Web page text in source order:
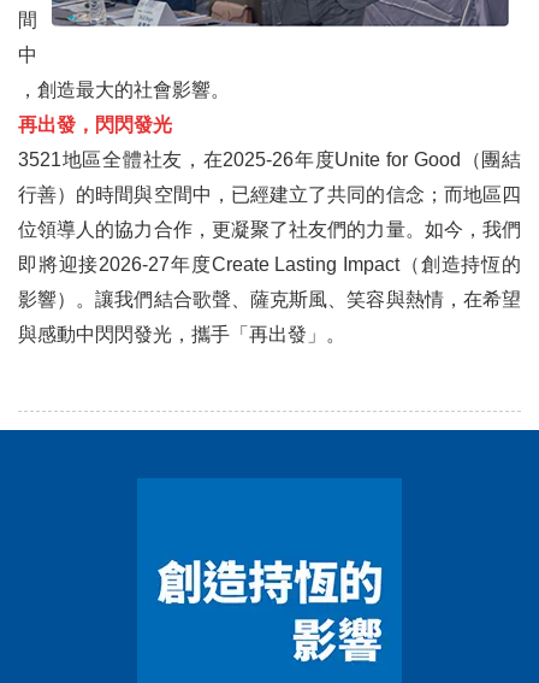
間
中
，創造最大的社會影響。
再出發，閃閃發光
3521地區全體社友，在2025-26年度Unite for Good（團結
行善）的時間與空間中，已經建立了共同的信念；而地區四
位領導人的協力合作，更凝聚了社友們的力量。如今，我們
即將迎接2026-27年度Create Lasting Impact（創造持恆的
影響）。讓我們結合歌聲、薩克斯風、笑容與熱情，在希望
與感動中閃閃發光，攜手「再出發」。